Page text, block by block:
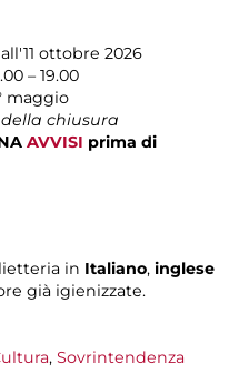
ottobre 2026
– 19.00
maggio
chiusura
AVVISI prima di
in Italiano, inglese
già igienizzate.
, Sovrintendenza